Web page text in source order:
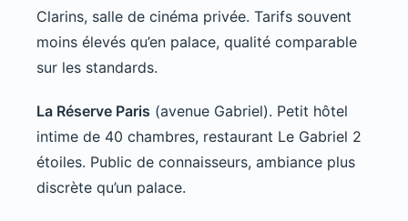
Clarins, salle de cinéma privée. Tarifs souvent
moins élevés qu’en palace, qualité comparable
sur les standards.
La Réserve Paris (avenue Gabriel). Petit hôtel
intime de 40 chambres, restaurant Le Gabriel 2
étoiles. Public de connaisseurs, ambiance plus
discrète qu’un palace.